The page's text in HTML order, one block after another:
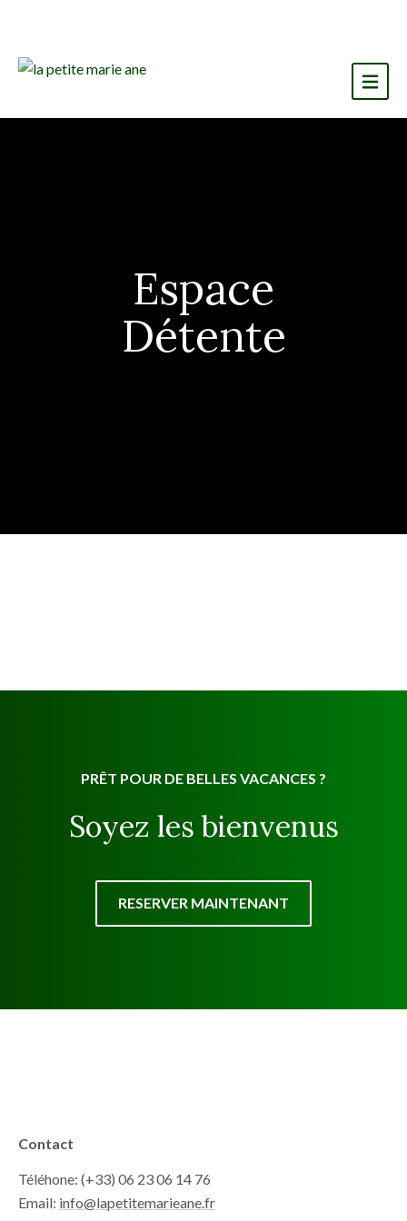
Espace
Détente
PRÊT POUR DE BELLES VACANCES ?
Soyez les bienvenus
RESERVER MAINTENANT
Contact
Téléhone: (+33) 06 23 06 14 76
Email: info@lapetitemarieane.fr